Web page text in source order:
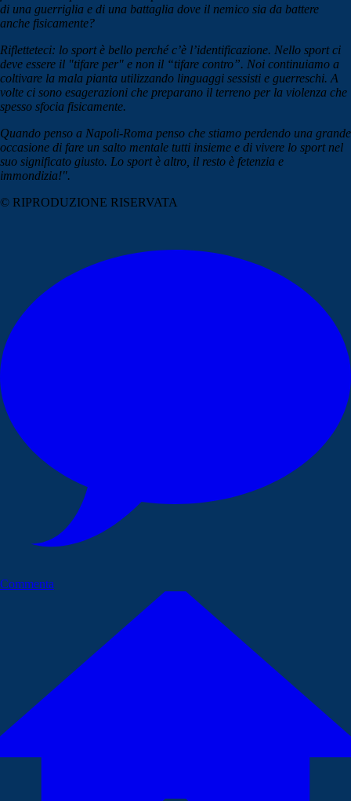
di una guerriglia e di una battaglia dove il nemico sia da battere
anche fisicamente?
Rifletteteci: lo sport è bello perché c’è l’identificazione. Nello sport ci
deve essere il "tifare per" e non il “tifare contro”. Noi continuiamo a
coltivare la mala pianta utilizzando linguaggi sessisti e guerreschi. A
volte ci sono esagerazioni che preparano il terreno per la violenza che
spesso sfocia fisicamente.
Quando penso a Napoli-Roma penso che stiamo perdendo una grande
occasione di fare un salto mentale tutti insieme e di vivere lo sport nel
suo significato giusto. Lo sport è altro, il resto è fetenzia e
immondizia!".
© RIPRODUZIONE RISERVATA
Commenta